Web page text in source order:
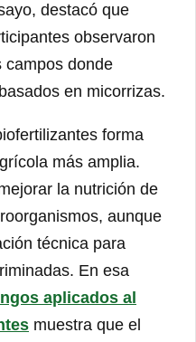
destacó que
observaron
campos donde
en micorrizas.
forma
más amplia.
la nutrición de
aunque
técnica para
En esa
aplicados al
muestra que el